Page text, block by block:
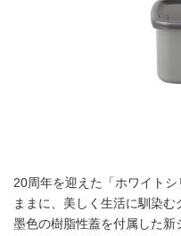
20周年を迎えた「ホワイト
ままに、美しく生活に馴染
墨色の樹脂性蓋を付属した新